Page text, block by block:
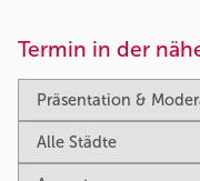
Termin in der